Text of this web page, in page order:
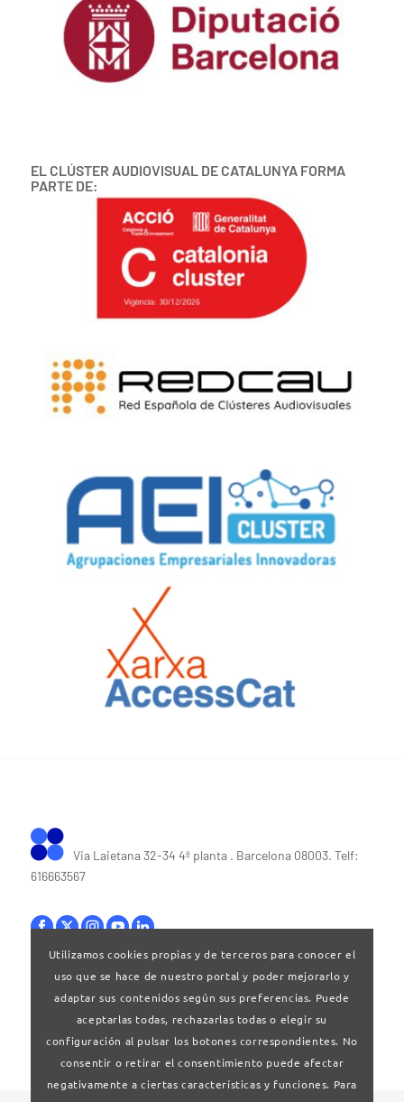
EL CLÚSTER AUDIOVISUAL DE CATALUNYA FORMA
PARTE DE:
Via Laietana 32-34 4ª planta . Barcelona 08003. Telf:
616663567
Bases legales|Política de privacitat
Utilizamos cookies propias y de terceros para conocer el
uso que se hace de nuestro portal y poder mejorarlo y
adaptar sus contenidos según sus preferencias. Puede
aceptarlas todas, rechazarlas todas o elegir su
configuración al pulsar los botones correspondientes. No
consentir o retirar el consentimiento puede afectar
negativamente a ciertas características y funciones. Para